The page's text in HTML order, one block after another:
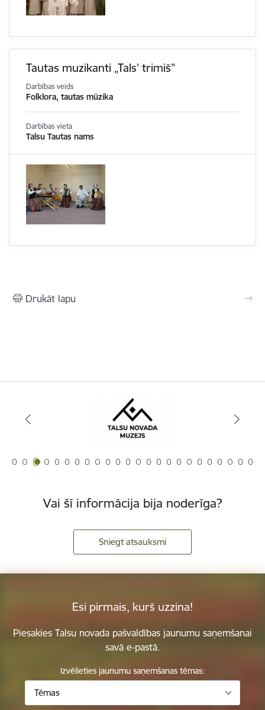
Tautas muzikanti „Tals’ trimiš”
Darbības veids
Folklora, tautas mūzika
Darbības vieta
Talsu Tautas nams
Drukāt lapu
Vai šī informācija bija noderīga?
Sniegt atsauksmi
Esi pirmais, kurš uzzina!
Piesakies Talsu novada pašvaldības jaunumu saņemšanai
savā e-pastā.
Izvēlieties jaunumu saņemšanas tēmas:
Tēmas